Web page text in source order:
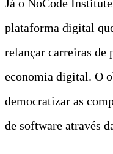
Já o NoCode
plataforma digital
relançar carreiras de
economia digital. O
democratizar as
de software através